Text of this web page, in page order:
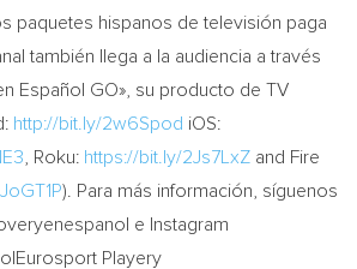
paquetes hispanos de televisión paga
también llega a la audiencia a través
Español GO», su producto de TV
http://bit.ly/2w6Spod iOS:
, Roku: https://bit.ly/2Js7LxZ and Fire
). Para más información, síguenos
e Instagram
Playery